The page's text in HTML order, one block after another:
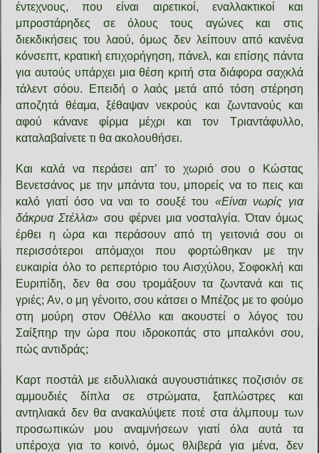
έντεχνους, που είναι αιρετικοί, εναλλακτικοί και
μπροστάρηδες σε όλους τους αγώνες και στις
διεκδικήσεις του λαού, όμως δεν λείπουν από κανένα
κόνσεπτ, κρατική επιχορήγηση, πάνελ, και επίσης πάντα
για αυτούς υπάρχει μια θέση κριτή στα διάφορα σαχκλά
τάλεντ σόου. Επειδή ο λαός μετά από τόση στέρηση
αποζητά θέαμα, ξέθαψαν νεκρούς και ζωντανούς και
αφού κάνανε φίρμα μέχρι και τον Τριαντάφυλλο,
καταλαβαίνετε τι θα ακολουθήσει.
Και καλά να περάσει απ’ το χωριό σου ο Κώστας
Βενετσάνος με την μπάντα του, μπορείς να το πεις και
καλό γιατί όσο να ναι το σουξέ του «Είναι νωρίς για
δάκρυα Στέλλα» σου φέρνει μια νοσταλγία. Όταν όμως
έρθει η ώρα και περάσουν από τη γειτονιά σου οι
περισσότεροι απόμαχοι που φορτώθηκαν με την
ευκαιρία όλο το ρεπερτόριο του Αισχύλου, Σοφοκλή και
Ευριπίδη, δεν θα σου τρομάξουν τα ζωντανά και τις
γριές; Αν, ο μη γένοιτο, σου κάτσει ο Μπέζος με το φούμο
στη μούρη στον Οθέλλο και ακουστεί ο λόγος του
Σαίξπηρ την ώρα που ιδροκοπάς στο μπαλκόνι σου,
πώς αντιδράς;
Καρτ ποστάλ με ειδυλλιακά αυγουστιάτικες ποζισιόν σε
αμμουδιές δίπλα σε στρώματα, ξαπλώστρες και
αντηλιακά δεν θα ανακαλύψετε ποτέ στα άλμπουμ των
προσωπικών μου αναμνήσεων γιατί όλα αυτά τα
υπέροχα για το κοινό, όμως θλιβερά για μένα, δεν